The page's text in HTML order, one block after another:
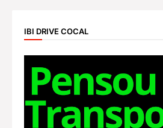
IBI DRIVE COCAL